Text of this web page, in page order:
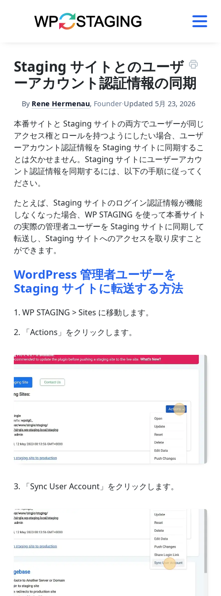
Staging サイトとのユーザ
ーアカウント認証情報の同期
By Rene Hermenau, Founder·Updated 5月 23, 2026
本番サイトと Staging サイトの両方でユーザーが同じ
アクセス権とロールを持つようにしたい場合、ユーザ
ーアカウント認証情報を Staging サイトに同期するこ
とは欠かせません。Staging サイトにユーザーアカウ
ント認証情報を同期するには、以下の手順に従ってく
ださい。
たとえば、Staging サイトのログイン認証情報が機能
しなくなった場合、WP STAGING を使って本番サイト
の実際の管理者ユーザーを Staging サイトに同期して
転送し、Staging サイトへのアクセスを取り戻すこと
ができます。
WordPress 管理者ユーザーを
Staging サイトに転送する方法
1. WP STAGING > Sites に移動します。
2. 「Actions」をクリックします。
3. 「Sync User Account」をクリックします。